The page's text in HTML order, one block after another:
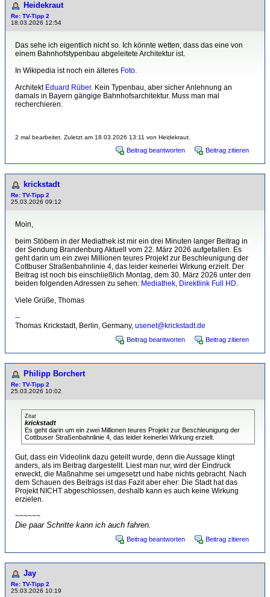
Heidekraut
Re: TV-Tipp 2
18.03.2026 12:54
Das sehe ich eigentlich nicht so. Ich könnte wetten, dass das eine von
einem Bahnhofstypenbau abgeleitete Architektur ist.
In Wikipedia ist noch ein älteres Foto.
Architekt Eduard Rüber. Kein Typenbau, aber sicher Anlehnung an
damals in Bayern gängige Bahnhofsarchitektur. Muss man mal
recherchieren.
2 mal bearbeitet. Zuletzt am 18.03.2026 13:11 von Heidekraut.
Beitrag beantworten Beitrag zitieren
krickstadt
Re: TV-Tipp 2
25.03.2026 09:12
Moin,
beim Stöbern in der Mediathek ist mir ein drei Minuten langer Beitrag in
der Sendung Brandenburg Aktuell vom 22. März 2026 aufgefallen. Es
geht darin um ein zwei Millionen teures Projekt zur Beschleunigung der
Cottbuser Straßenbahnlinie 4, das leider keinerlei Wirkung erzielt. Der
Beitrag ist noch bis einschließlich Montag, dem 30. März 2026 unter den
beiden folgenden Adressen zu sehen: Mediathek, Direktlink Full HD.
Viele Grüße, Thomas
--
Thomas Krickstadt, Berlin, Germany, usenet@krickstadt.de
Beitrag beantworten Beitrag zitieren
Philipp Borchert
Re: TV-Tipp 2
25.03.2026 10:02
Zitat
krickstadt
Es geht darin um ein zwei Millionen teures Projekt zur Beschleunigung der
Cottbuser Straßenbahnlinie 4, das leider keinerlei Wirkung erzielt.
Gut, dass ein Videolink dazu geteilt wurde, denn die Aussage klingt
anders, als im Beitrag dargestellt. Liest man nur, wird der Eindruck
erweckt, die Maßnahme sei umgesetzt und habe nichts gebracht. Nach
dem Schauen des Beitrags ist das Fazit aber eher: Die Stadt hat das
Projekt NICHT abgeschlossen, deshalb kann es auch keine Wirkung
erzielen.
~~~~~~
Die paar Schritte kann ich auch fahren.
Beitrag beantworten Beitrag zitieren
Jay
Re: TV-Tipp 2
25.03.2026 10:19